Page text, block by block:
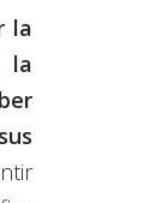
la
la